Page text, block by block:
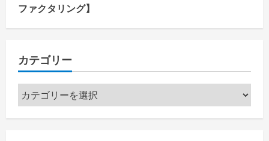
ファクタリング】
カテゴリー
カ
テ